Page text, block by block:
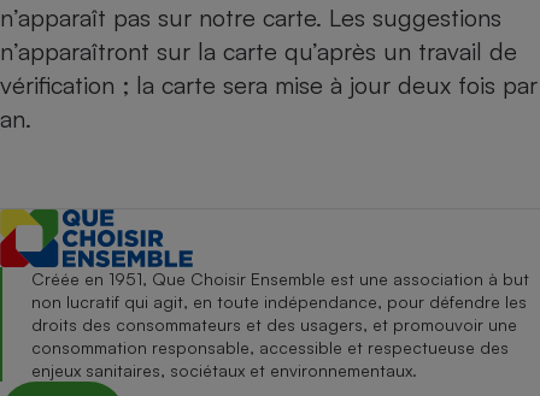
n’apparaît pas sur notre carte. Les suggestions
n’apparaîtront sur la carte qu’après un travail de
vérification ; la carte sera mise à jour deux fois par
an.
Créée en 1951, Que Choisir Ensemble est une association à but
non lucratif qui agit, en toute indépendance, pour défendre les
droits des consommateurs et des usagers, et promouvoir une
consommation responsable, accessible et respectueuse des
enjeux sanitaires, sociétaux et environnementaux.